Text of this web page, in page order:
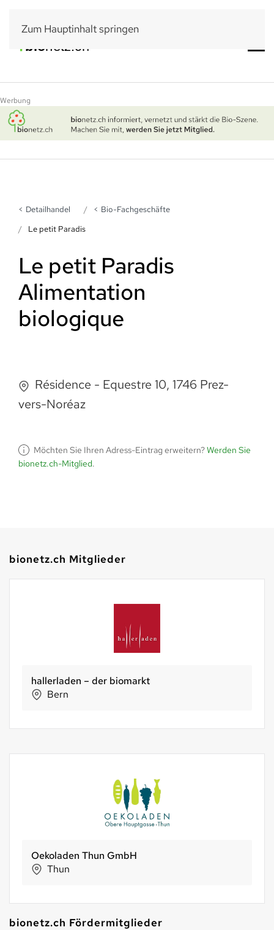
Zum Hauptinhalt springen
Werbung
Detailhandel
Bio-Fachgeschäfte
Le petit Paradis
Le petit Paradis
Alimentation
biologique
Résidence - Equestre 10, 1746 Prez-
vers-Noréaz
Möchten Sie Ihren Adress-Eintrag erweitern?Werden Sie
bionetz.ch-Mitglied.
bionetz.ch Mitglieder
hallerladen – der biomarkt
Bern
Oekoladen Thun GmbH
Thun
bionetz.ch Fördermitglieder